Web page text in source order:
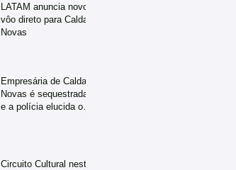
LATAM anuncia novo
vôo direto para Caldas
Novas
Empresária de Caldas
Novas é sequestrada
e a polícia elucida o
Circuito Cultural neste